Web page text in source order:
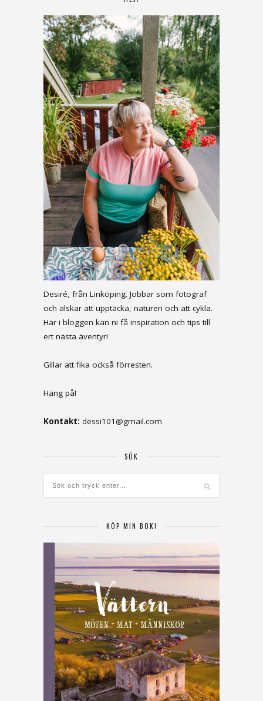
Desiré, från Linköping. Jobbar som fotograf
och älskar att upptäcka, naturen och att cykla.
Här i bloggen kan ni få inspiration och tips till
ert nästa äventyr!
Gillar att fika också förresten.
Häng på!
Kontakt: dessi101@gmail.com
SÖK
KÖP MIN BOK!